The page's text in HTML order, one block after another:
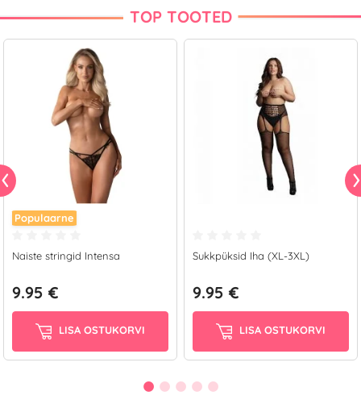
TOP TOOTED
Populaarne
Naiste stringid Intensa
9.95 €
LISA OSTUKORVI
Sukkpüksid Iha (XL-3XL)
9.95 €
LISA OSTUKORVI